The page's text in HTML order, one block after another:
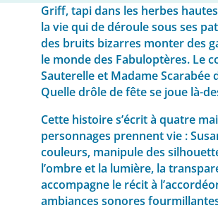
Griff, tapi dans les herbes
la vie qui de déroule sous ses
des bruits bizarres monter des
le monde des Fabuloptères. Le
Sauterelle et Madame
Quelle drôle de fête se joue là-
Cette histoire s’écrit à quatre
personnages prennent vie :
couleurs, manipule des
l’ombre et la lumière, la
accompagne le récit à
ambiances sonores